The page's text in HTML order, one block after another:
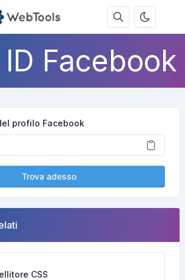
Facebook
profilo Facebook
Trova adesso
CSS